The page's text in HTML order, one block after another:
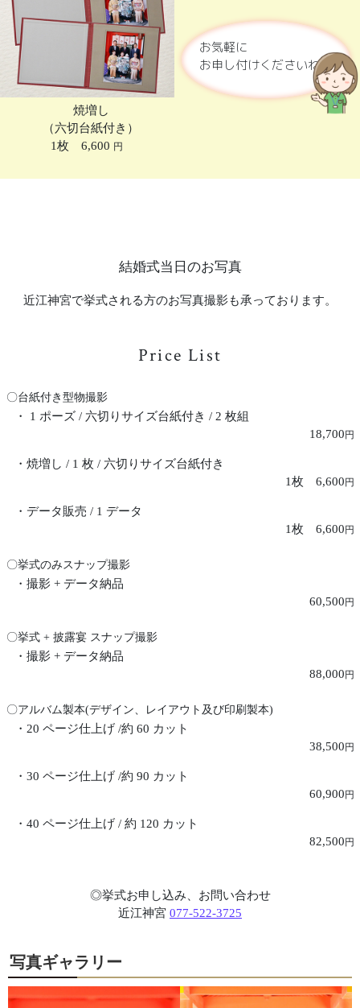
焼増し
（六切台紙付き）
1枚 6,600 円
お気軽に
お申し付けくださいね。
結婚式当日のお写真
近江神宮で挙式される方のお写真撮影も承っております。
Price List
〇台紙付き型物撮影
・ 1 ポーズ / 六切りサイズ台紙付き / 2 枚組
18,700 円
・焼増し / 1 枚 / 六切りサイズ台紙付き
1枚 6,600 円
・データ販売 / 1 データ
1枚 6,600 円
〇挙式のみスナップ撮影
・撮影 + データ納品
60,500 円
〇挙式 + 披露宴 スナップ撮影
・撮影 + データ納品
88,000 円
〇アルバム製本(デザイン、レイアウト及び印刷製本)
・20 ページ仕上げ /約 60 カット
38,500 円
・30 ページ仕上げ /約 90 カット
60,900 円
・40 ページ仕上げ / 約 120 カット
82,500 円
◎挙式お申し込み、お問い合わせ
近江神宮 077-522-3725
写真ギャラリー